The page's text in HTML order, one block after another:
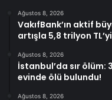
Ağustos 8, 2026
VakıfBank’ın aktif
artışla 5,8 trilyon
Ağustos 8, 2026
İstanbul’da sır ölüm:
evinde ölü bulundu!
Ağustos 8, 2026